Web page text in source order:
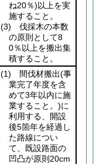
ね20％)以上を実
施すること。
(3) 伐採木の本数
の原則として8
0％以上を搬出集
積すること。
(1) 間伐材搬出(事
業完了年度を含
めて3年以内に施
業すること。)に
利用する、開設
後5箇年を経過し
た路線につい
て、既設路面の
凹凸が原則20cm